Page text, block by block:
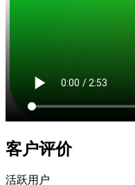
客户评价
活跃用户